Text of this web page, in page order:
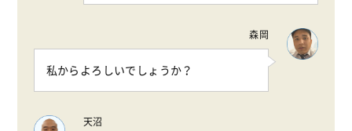
森岡
私からよろしいでしょうか？
天沼